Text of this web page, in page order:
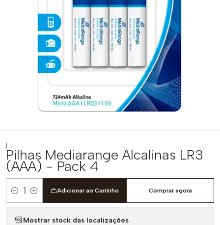
|
Pilhas Mediarange Alcalinas LR3
(AAA) - Pack 4
Quantidade
Adicionar ao Carrinho Comprar agora
Mostrar stock das localizações